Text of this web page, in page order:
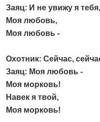
Заяц: И не увижу я тебя,
Моя любовь,
Моя любовь -
Охотник: Сейчас,
Заяц: Моя любовь -
Моя морковь!
Навек я твой,
Моя морковь!